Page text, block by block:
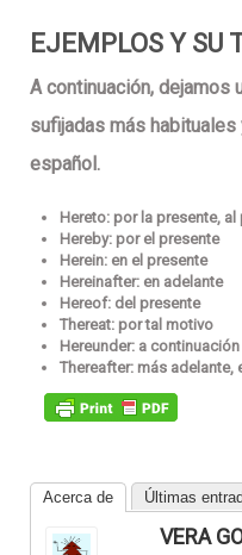
EJEMPLOS Y SU
A continuación,
sufijadas más
español.
Hereto: por la presente, al
Hereby: por el presente
Herein: en el presente
Hereinafter: en adelante
Hereof: del presente
Thereat: por tal motivo
Hereunder: a continuación
Thereafter: más adelante,
Acerca de Últimas
VERA